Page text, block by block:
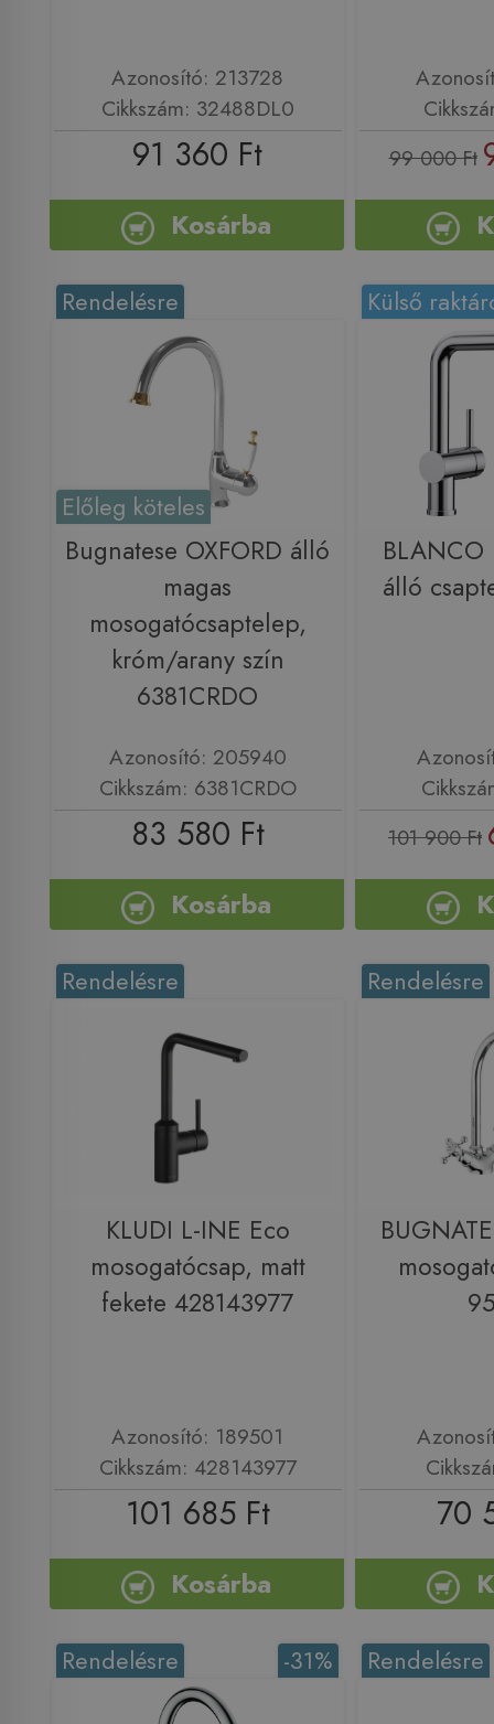
Azonosító: 213728
Cikkszám: 32488DL0
91 360 Ft
Kosárba
99 000 Ft
Rendelésre
Előleg köteles
Bugnatese OXFORD álló
magas
mosogatócsaptelep,
króm/arany szín
6381CRDO
Azonosító: 205940
Cikkszám: 6381CRDO
83 580 Ft
Kosárba
Külső
BLANCO
álló
101 900 Ft
Rendelésre
KLUDI L-INE Eco
mosogatócsap, matt
fekete 428143977
Azonosító: 189501
Cikkszám: 428143977
101 685 Ft
Kosárba
Rendelésre
70
-31%
Rendelésre Rendelésre